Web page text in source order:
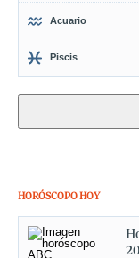
Acuario
Piscis
HORÓSCOPO HOY